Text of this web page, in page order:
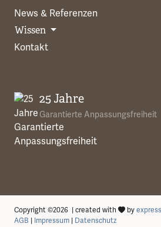
News & Referenzen
Wissen
Kontakt
25 Jahre
Garantierte Anpassungsfreiheit
Copyright ©2026 | created with by
AGB
Impressum Datenschutz